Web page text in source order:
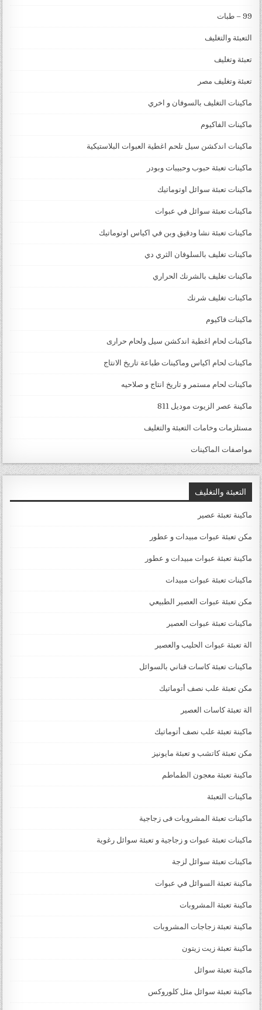
99 – طبات
التعبئة والتغليف
تعبئة وتغليف
تعبئة وتغليف مصر
ماكينات التغليف بالسوفان و اخري
ماكينات الفاكيوم
ماكينات اندكشن سيل تلحم اغطية العبوات البلاستيكية
ماكينات تعبئة حبوب وحبيبات وبودر
ماكينات تعبئة سوائل اوتوماتيك
ماكينات تعبئة سوائل في عبوات
ماكينات تعبئة نشا ودقيق وبن في اكياس اوتوماتيك
ماكينات تغليف بالسلوفان الثري دي
ماكينات تغليف بالشرنك الحراري
ماكينات تغليف شرنك
ماكينات فاكيوم
ماكينات لحام اغطية اندكشن سيل ولحام حرارى
ماكينات لحام اكياس وماكينات طباعة تاريخ الانتاج
ماكينات لحام مستمر و تاريخ انتاج و صلاحيه
ماكينة عصر الزيوت موديل 811
مستلزمات وخامات التعبئة والتغليف
مواصفات الماكينات
التعبئة والتغليف
ماكينة تعبئة عصير
مكن تعبئة عبوات مبيدات و عطور
ماكينة تعبئة عبوات مبيدات و عطور
ماكينات تعبئة عبوات مبيدات
مكن تعبئة عبوات العصير الطبيعي
ماكينات تعبئة عبوات العصير
الة تعبئة عبوات الحليب والعصير
ماكينات تعبئة كاسات قناني بالسوائل
مكن تعبئة علب نصف أتوماتيك
الة تعبئة كاسات العصير
ماكينة تعبئة علب نصف أتوماتيك
مكن تعبئة كاتشب و تعبئة مايونيز
ماكينة تعبئة معجون الطماطم
ماكينات التعبئة
ماكينات تعبئة المشروبات فى زجاجية
ماكينات تعبئة عبوات و زجاجية و تعبئة سوائل رغوية
ماكينات تعبئة سوائل لزجة
‏‏‏ماكينة تعبئة السوائل في عبوات
ماكينة تعبئة المشروبات
ماكينة تعبئة زجاجات المشروبات
ماكينة تعبئة زيت زيتون
ماكينة تعبئة سوائل
ماكينة تعبئة سوائل مثل كلوروكس